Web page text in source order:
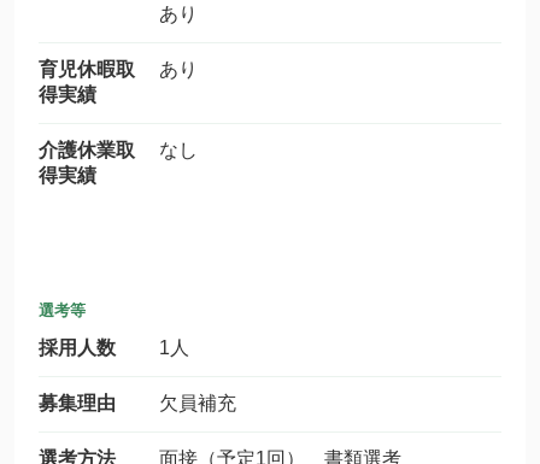
あり
育児休暇取
得実績
あり
介護休業取
得実績
なし
選考等
採用人数 1人
募集理由 欠員補充
選考方法 面接（予定1回） 書類選考